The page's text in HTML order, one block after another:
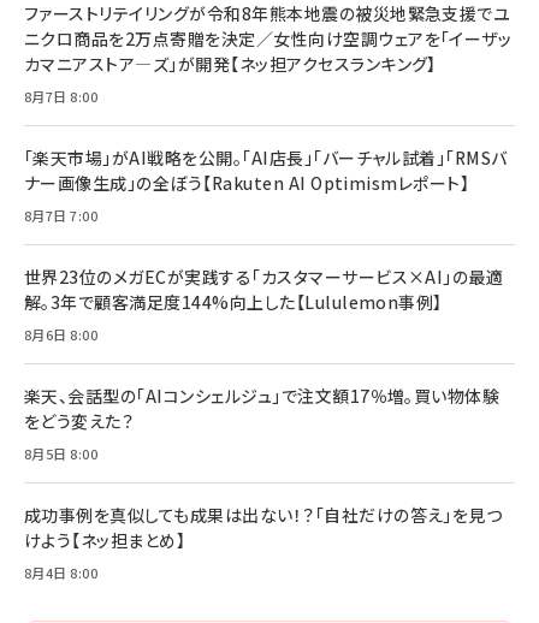
ファーストリテイリングが令和8年熊本地震の被災地緊急支援でユ
ニクロ商品を2万点寄贈を決定／女性向け空調ウェアを「イーザッ
カマニアストア―ズ」が開発【ネッ担アクセスランキング】
8月7日 8:00
「楽天市場」がAI戦略を公開。「AI店長」「バーチャル試着」「RMSバ
ナー画像生成」の全ぼう【Rakuten AI Optimismレポート】
8月7日 7:00
世界23位のメガECが実践する「カスタマーサービス×AI」の最適
解。3年で顧客満足度144%向上した【Lululemon事例】
8月6日 8:00
楽天、会話型の「AIコンシェルジュ」で注文額17％増。買い物体験
をどう変えた？
8月5日 8:00
成功事例を真似しても成果は出ない！？「自社だけの答え」を見つ
けよう【ネッ担まとめ】
8月4日 8:00